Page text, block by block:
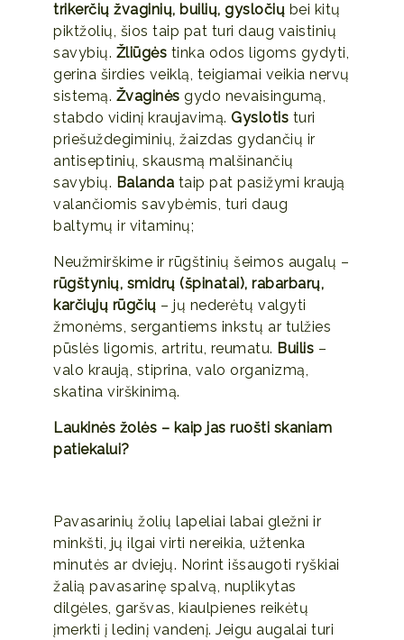
trikerčių žvaginių, builių, gysločių bei kitų
piktžolių, šios taip pat turi daug vaistinių
savybių. Žliūgės tinka odos ligoms gydyti,
gerina širdies veiklą, teigiamai veikia nervų
sistemą. Žvaginės gydo nevaisingumą,
stabdo vidinį kraujavimą. Gyslotis turi
priešuždegiminių, žaizdas gydančių ir
antiseptinių, skausmą malšinančių
savybių. Balanda taip pat pasižymi kraują
valančiomis savybėmis, turi daug
baltymų ir vitaminų;
Neužmirškime ir rūgštinių šeimos augalų –
rūgštynių, smidrų (špinatai), rabarbarų,
karčiųjų rūgčių – jų nederėtų valgyti
žmonėms, sergantiems inkstų ar tulžies
pūslės ligomis, artritu, reumatu. Builis –
valo kraują, stiprina, valo organizmą,
skatina virškinimą.
Laukinės žolės – kaip jas ruošti skaniam
patiekalui?
Pavasarinių žolių lapeliai labai gležni ir
minkšti, jų ilgai virti nereikia, užtenka
minutės ar dviejų. Norint išsaugoti ryškiai
žalią pavasarinę spalvą, nuplikytas
dilgėles, garšvas, kiaulpienes reikėtų
įmerkti į ledinį vandenį. Jeigu augalai turi